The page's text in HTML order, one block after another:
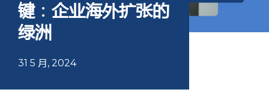
键：企业海外扩张的
绿洲
31 5 月, 2024